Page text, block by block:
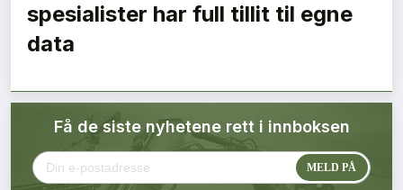
Annonsering
Abonnement Pluss
Kontakt oss
spesialister har full tillit til egne
data
Få de siste nyhetene rett i innboksen